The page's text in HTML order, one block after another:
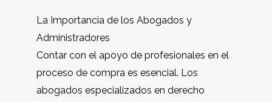
La Importancia de los Abogados y
Administradores
Contar con el apoyo de profesionales en el
proceso de compra es esencial. Los
abogados especializados en derecho